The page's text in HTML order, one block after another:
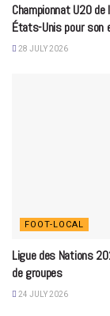
Championnat U20
États-Unis pour son
28 JULY 2026
FOOT-LOCAL
Ligue des Nations
de groupes
24 JULY 2026